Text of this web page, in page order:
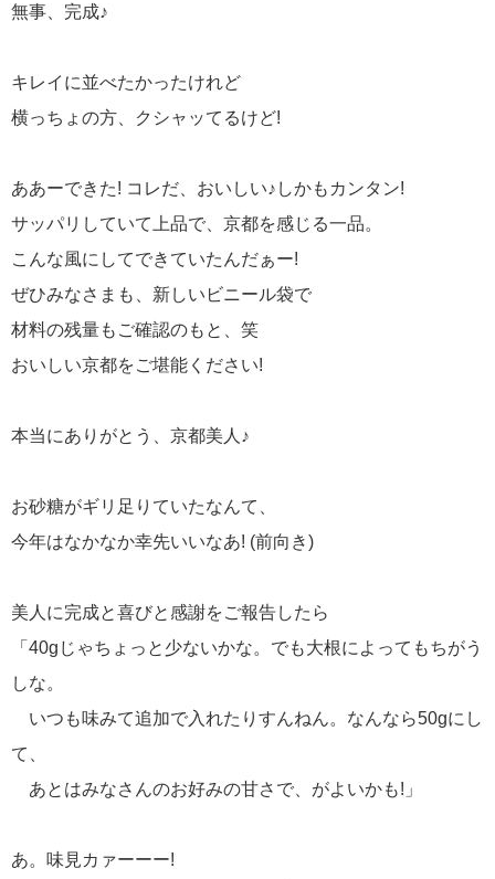
無事、完成♪
キレイに並べたかったけれど
横っちょの方、クシャッてるけど!
ああーできた! コレだ、おいしい♪しかもカンタン!
サッパリしていて上品で、京都を感じる一品。
こんな風にしてできていたんだぁー!
ぜひみなさまも、新しいビニール袋で
材料の残量もご確認のもと、笑
おいしい京都をご堪能ください!
本当にありがとう、京都美人♪
お砂糖がギリ足りていたなんて、
今年はなかなか幸先いいなあ! (前向き)
美人に完成と喜びと感謝をご報告したら
「40gじゃちょっと少ないかな。でも大根によってもちがう
しな。
いつも味みて追加で入れたりすんねん。なんなら50gにし
て、
あとはみなさんのお好みの甘さで、がよいかも!」
あ。味見カァーーー!